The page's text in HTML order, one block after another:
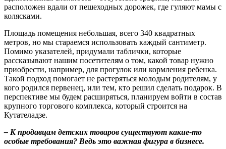
расположен вдали от пешеходных дорожек, где гуляют мамы с
колясками.
Площадь помещения небольшая, всего 340 квадратных
метров, но мы стараемся использовать каждый сантиметр.
Помимо указателей, придумали таблички, которые
рассказывают нашим посетителям о том, какой товар нужно
приобрести, например, для прогулок или кормления ребенка.
Такой подход помогает не растеряться молодым родителям, у
кого родился первенец, или тем, кто решил сделать подарок. В
перспективе мы будем расширяться, планируем войти в состав
крупного торгового комплекса, который строится на
Кутателадзе.
– К продавцам детских товаров существуют какие-то
особые требования? Ведь это важная фигура в бизнесе.